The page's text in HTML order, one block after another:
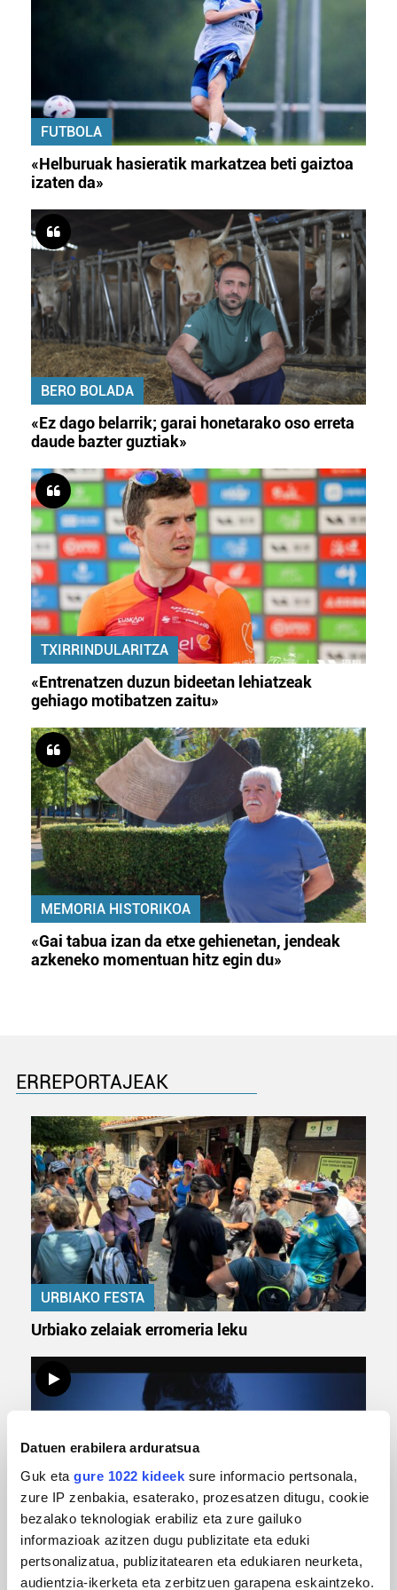
Datuen erabilera arduratsua
Guk eta gure 1022 kideek sure informacio pertsonala,
zure IP zenbakia, esaterako, prozesatzen ditugu, cookie
bezalako teknologiak erabiliz eta zure gailuko
informazioak azitzen dugu publizitate eta eduki
pertsonalizatua, publizitatearen eta edukiaren neurketa,
audientzia-ikerketa eta zerbitzuen garapena eskaintzeko.
FUTBOLA
«Helburuak hasieratik markatzea beti gaiztoa
izaten da»
BERO BOLADA
«Ez dago belarrik; garai honetarako oso erreta
daude bazter guztiak»
TXIRRINDULARITZA
«Entrenatzen duzun bideetan lehiatzeak
gehiago motibatzen zaitu»
MEMORIA HISTORIKOA
«Gai tabua izan da etxe gehienetan, jendeak
azkeneko momentuan hitz egin du»
ERREPORTAJEAK
URBIAKO FESTA
Urbiako zelaiak erromeria leku
MUSIKA
Odik berria ezagutzeko aukera 'KimiK' eta